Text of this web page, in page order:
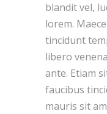
blandit vel,
lorem.
tincidunt
libero
ante. Etiam
faucibus
mauris sit